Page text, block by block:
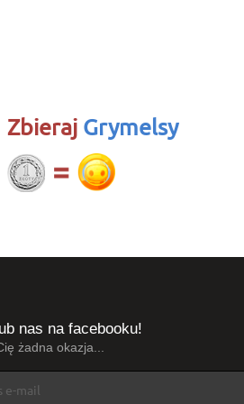
Zbieraj Grymelsy
nas na facebooku!
żadna okazja...